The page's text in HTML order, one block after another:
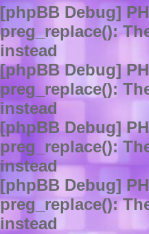
[phpBB Debug]
preg_replace():
instead
[phpBB Debug]
preg_replace():
instead
[phpBB Debug]
preg_replace():
instead
[phpBB Debug]
preg_replace():
instead